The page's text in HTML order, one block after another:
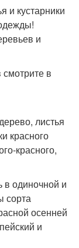
и кустарники
и
в
листья
красного
красного,
в одиночной и
сорта
осенней
и